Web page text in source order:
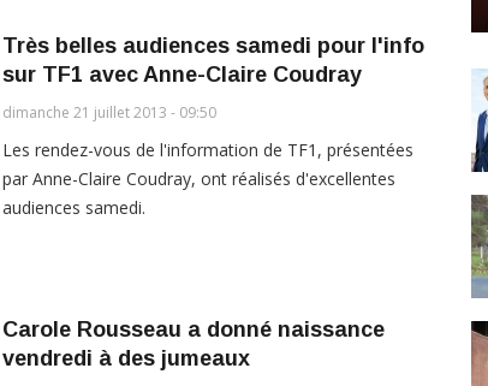
Très belles audiences samedi pour l'info
sur TF1 avec Anne-Claire Coudray
dimanche 21 juillet 2013 - 09:50
Les rendez-vous de l'information de TF1, présentées
par Anne-Claire Coudray, ont réalisés d'excellentes
audiences samedi.
Carole Rousseau a donné naissance
vendredi à des jumeaux